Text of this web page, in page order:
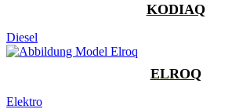
KODIAQ
Diesel
ELROQ
Elektro